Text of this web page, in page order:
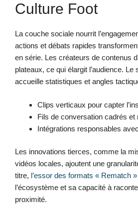
Culture Foot
La couche sociale nourrit
actions et débats rapides
en série. Les créateurs de contenus
plateaux, ce qui élargit l’audience. Le
accueille statistiques et angles
Clips verticaux pour capter
Fils de conversation cadrés et
Intégrations responsables avec
Les innovations tierces, comme la
vidéos locales, ajoutent une
titre, l’essor des formats « Rematch »
l’écosystème et sa capacité à
proximité.